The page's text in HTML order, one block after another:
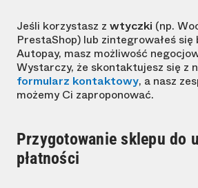
Jeśli korzystasz z wtyczki (np.
PrestaShop) lub zintegrowałeś się
Autopay, masz możliwość
Wystarczy, że skontaktujesz się z
formularz kontaktowy, a nasz
możemy Ci zaproponować.
Przygotowanie sklepu do
płatności